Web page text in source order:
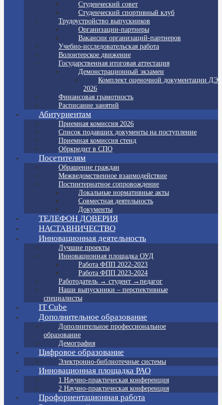
Студенческий совет
Студенческий спортивный клуб
Трудоустройство выпускников
Организации-партнеры
Вакансии организаций-партнеров
Учебно-исследовательская работа
Волонтерское движение
Государственная итоговая аттестация
Демонстрационный экзамен
Комплект оценочной документации ДЭ
2026
Финансовая грамотность
Расписание занятий
Абитуриентам
Приемная комиссия 2026
Список подавших документы на поступление
Приемная комиссия стенд
Обркредит в СПО
Посетителям
Обращение граждан
Межведомственное взаимодействие
Постинтернатное сопровождение
Локальные нормативные акты
Совместная деятельность
Документы
ТЕЛЕФОН ДОВЕРИЯ
НАСТАВНИЧЕСТВО
Инновационная деятельность
Лучшие проекты
Инновационная площадка ОУД
Работа ФПП 2022-2023
Работа ФПП 2023-2024
Работодатель → студент →педагог
Наши выпускники – перспективные
специалисты
IT Cube
Дополнительное образование
Дополнительное профессиональное
образование
Демография
Цифровое образование
Электронно-библиотечные системы
Инновационная площадка РАО
1 Научно-практическая конференция
2 Научно-практическая конференция
Профориентационная работа